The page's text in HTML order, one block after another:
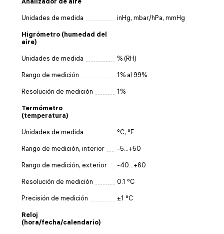
Unidades de medida inHg, mbar/hPa, mmHg
Higrómetro (humedad del
aire)
Unidades de medida % (RH)
Rango de medición 1% al 99%
Resolución de medición 1%
Termómetro
(temperatura)
Unidades de medida °C, °F
Rango de medición, interior -5...+50
Rango de medición, exterior -40...+60
Resolución de medición 0.1 °C
Precisión de medición ±1 °C
Reloj
(hora/fecha/calendario)